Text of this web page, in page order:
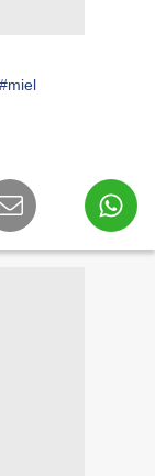
#miel